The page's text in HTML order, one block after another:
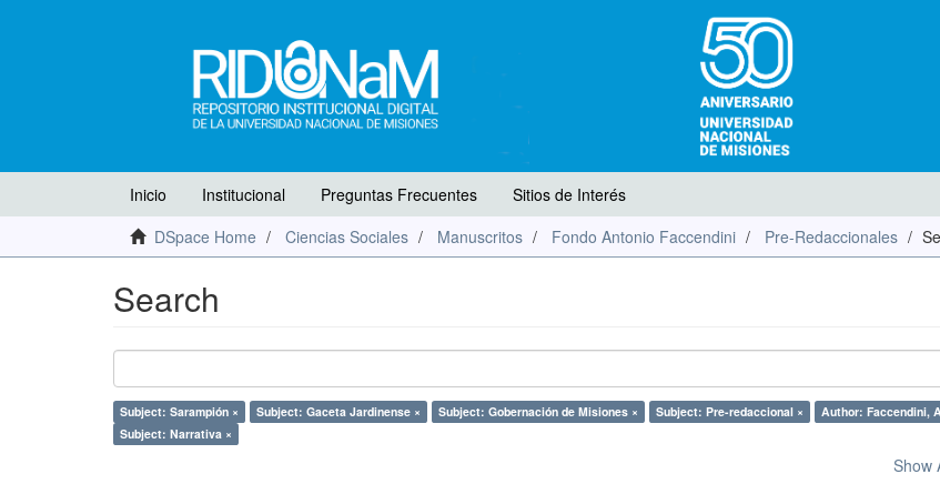
Inicio Institucional Preguntas Frecuentes
Sitios de Interés
DSpace Home
Ciencias Sociales Manuscritos Fondo Antonio Faccendini Pre-Redaccionales
Search
Subject: Sarampión × Subject: Gaceta Jardinense × Subject: Gobernación de Misiones × Subject: Pre-redaccional ×
Author: Faccendini,
Subject: Narrativa ×
Show